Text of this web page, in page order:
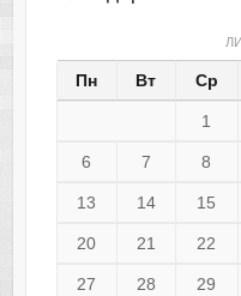
Пн Вт Ср
1
6 7 8
13 14 15
20 21 22
27 28 29